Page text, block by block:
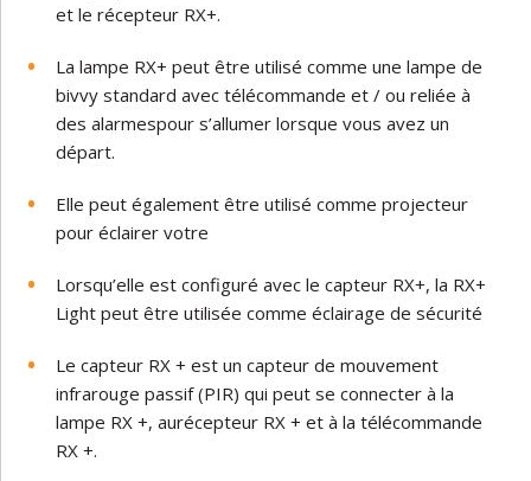
et lerécepteur RX+.
La lampe RX+ peut être utilisé comme unelampe de
bivvy standard avec télécommande et / ou reliée à
des alarmespour s’allumer lorsque vous avez un
départ.
Elle peut également être utilisé comme projecteur
pour éclairer votre
Lorsqu’elle est configuré avec lecapteur RX+,la RX+
Light peut être utilisée comme éclairage de sécurité
Le capteur RX +est un capteur de mouvement
infrarouge passif (PIR) qui peut se connecter à la
lampe RX +, aurécepteur RX +et à la télécommande
RX +.